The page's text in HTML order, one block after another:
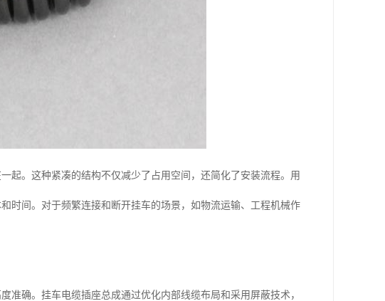
起。这种紧凑的结构不仅减少了占用空间，还简化了安装流程。用
时间。对于频繁连接和断开挂车的场景，如物流运输、工程机械作
确。挂车电缆插座总成通过优化内部线缆布局和采用屏蔽技术，